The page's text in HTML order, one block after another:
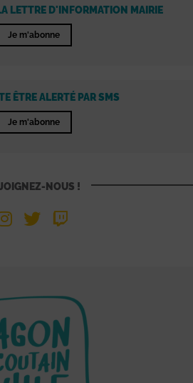
LETTRE D'INFORMATION MAIRIE
Je m'abonne
ÊTRE ALERTÉ PAR SMS
Je m'abonne
NOUS !